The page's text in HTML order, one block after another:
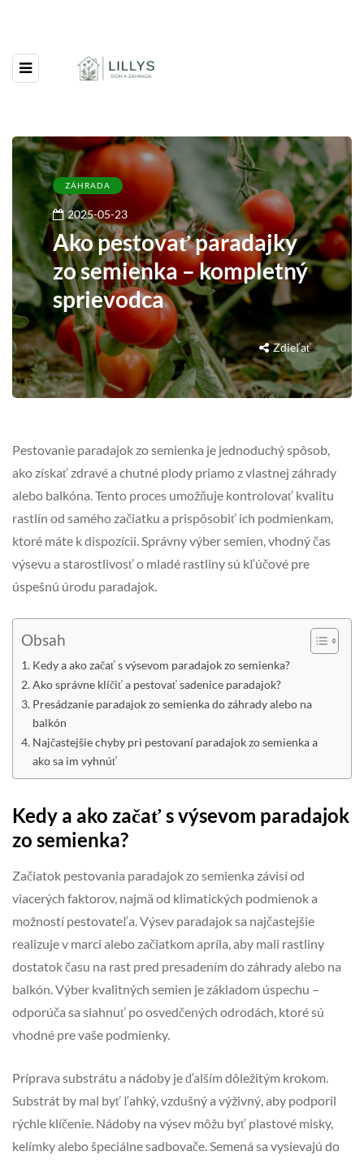
ZÁHRADA
2025-05-23
Ako pestovať paradajky
zo semienka – kompletný
sprievodca
Zdieľať
Pestovanie paradajok zo semienka je jednoduchý spôsob,
ako získať zdravé a chutné plody priamo z vlastnej záhrady
alebo balkóna. Tento proces umožňuje kontrolovať kvalitu
rastlín od samého začiatku a prispôsobiť ich podmienkam,
ktoré máte k dispozícii. Správny výber semien, vhodný čas
výsevu a starostlivosť o mladé rastliny sú kľúčové pre
úspešnú úrodu paradajok.
Obsah
Kedy a ako začať s výsevom paradajok zo semienka?
Ako správne klíčiť a pestovať sadenice paradajok?
Presádzanie paradajok zo semienka do záhrady alebo na
balkón
Najčastejšie chyby pri pestovaní paradajok zo semienka a
ako sa im vyhnúť
Kedy a ako začať s výsevom paradajok
zo semienka?
Začiatok pestovania paradajok zo semienka závisí od
viacerých faktorov, najmä od klimatických podmienok a
možností pestovateľa. Výsev paradajok sa najčastejšie
realizuje v marci alebo začiatkom apríla, aby mali rastliny
dostatok času na rast pred presadením do záhrady alebo na
balkón. Výber kvalitných semien je základom úspechu –
odporúča sa siahnuť po osvedčených odrodách, ktoré sú
vhodné pre vaše podmienky.
Príprava substrátu a nádoby je ďalším dôležitým krokom.
Substrát by mal byť ľahký, vzdušný a výživný, aby podporil
rýchle klíčenie. Nádoby na výsev môžu byť plastové misky,
kelímky alebo špeciálne sadbovače. Semená sa vysievajú do